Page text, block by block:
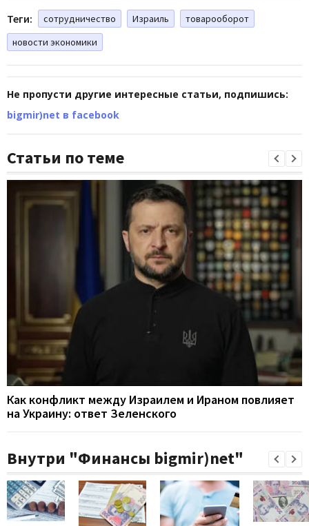
Теги: сотрудничество Израиль
товарооборот
новости экономики
Не пропусти другие интересные статьи, подпишись:
bigmir)net в facebook
Статьи по теме
Как конфликт между Израилем и Ираном повлияет
на Украину: ответ Зеленского
Внутри "Финансы bigmir)net"